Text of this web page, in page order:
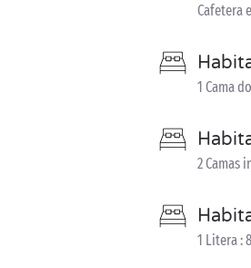
Cafetera
1 Cama
2 Camas
1 Litera :